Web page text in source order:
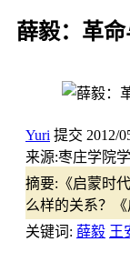
薛毅：革
Yuri 提交 2012/
来源:枣庄学院
摘要: 《启蒙时
么样的关系？
关键词: 薛毅 王